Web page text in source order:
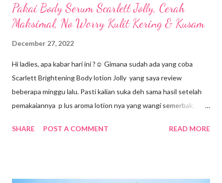
Pakai Body Serum Scarlett Jolly, Cerah
Maksimal, No Worry Kulit Kering & Kusam
December 27, 2022
Hi ladies, apa kabar hari ini ?☺️ Gimana sudah ada yang coba
Scarlett Brightening Body lotion Jolly yang saya review
beberapa minggu lalu. Pasti kalian suka deh sama hasil setelah
pemakaiannya p lus aroma lotion nya yang wangi semerbak.
ini saya akan mereview tentang body serum-nya. Mungkin tidak
SHARE POST A COMMENT READ MORE